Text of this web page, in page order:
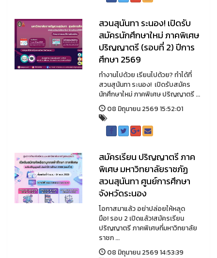
สวนสุนันทา ระนอง! เปิดรับ
สมัครนักศึกษาใหม่ ภาคพิเศษ
ปริญญาตรี (รอบที่ 2) ปีการ
ศึกษา 2569
ทำงานไปด้วย เรียนไปด้วย? ทำได้ที่
สวนสุนันทา ระนอง! เปิดรับสมัคร
นักศึกษาใหม่ ภาคพิเศษ ปริญญาตรี ...
08 มิถุนายน 2569 15:52:01
สมัครเรียน ปริญญาตรี ภาค
พิเศษ มหาวิทยาลัยราชภัฏ
สวนสุนันทา ศูนย์การศึกษา
จังหวัดระนอง
โอกาสมาแล้ว อย่าปล่อยให้หลุด
มือ! รอบ 2 เปิดแล้ว!สมัครเรียน
ปริญญาตรี ภาคพิเศษที่มหาวิทยาลัย
ราชภ ...
08 มิถุนายน 2569 14:53:39